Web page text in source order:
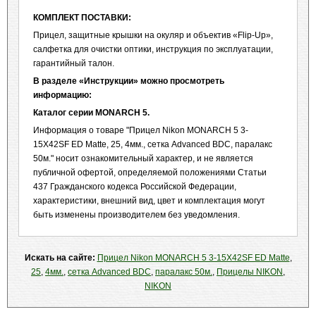
КОМПЛЕКТ ПОСТАВКИ:
Прицел, защитные крышки на окуляр и объектив «Flip-Up»,
салфетка для очистки оптики, инструкция по эксплуатации,
гарантийный талон.
В разделе «Инструкции» можно просмотреть
информацию:
Каталог серии MONARCH 5.
Информация о товаре "Прицел Nikon MONARCH 5 3-
15X42SF ED Matte, 25, 4мм., сетка Advanced BDC, паралакс
50м." носит ознакомительный характер, и не является
публичной офертой, определяемой положениями Статьи
437 Гражданского кодекса Российской Федерации,
характеристики, внешний вид, цвет и комплектация могут
быть изменены производителем без уведомления.
Искать на сайте: Прицел Nikon MONARCH 5 3-15X42SF ED Matte,
25, 4мм., сетка Advanced BDC, паралакс 50м., Прицелы NIKON ,
NIKON